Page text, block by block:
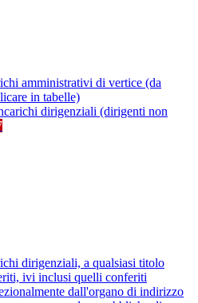
amministrativi di vertice (da
in tabelle)
dirigenziali (dirigenti non
dirigenziali, a qualsiasi titolo
ivi inclusi quelli conferiti
dall'organo di indirizzo